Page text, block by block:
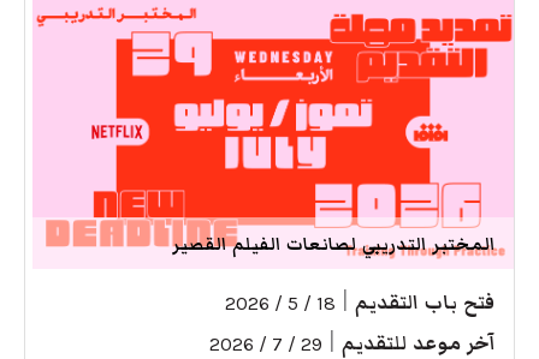
المختبر التدريبي لصانعات الفيلم القصير
فتح باب التقديم 18 / 5 / 2026
آخر موعد للتقديم 29 / 7 / 2026